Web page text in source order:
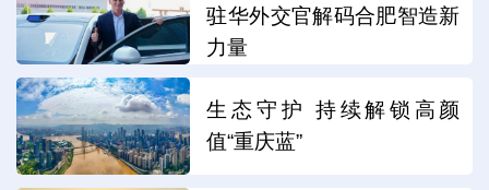
驻华外交官解码合肥智造新
力量
生态守护 持续解锁高颜
值“重庆蓝”